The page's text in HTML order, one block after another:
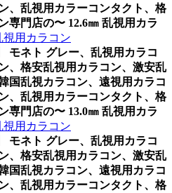
、乱視用カラーコンタクト、格
専門店の〜 12.6㎜ 乱視用カラ
視用カラコン
モネト グレー、乱視用カラコ
、格安乱視用カラコン、激安乱
国乱視カラコン、遠視用カラコ
、乱視用カラーコンタクト、格
専門店の〜 13.0㎜ 乱視用カラ
視用カラコン
モネト グレー、乱視用カラコ
、格安乱視用カラコン、激安乱
国乱視カラコン、遠視用カラコ
、乱視用カラーコンタクト、格